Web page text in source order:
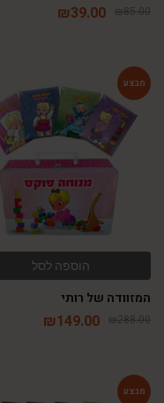
₪85.00
₪39.00
הוספה לסל
המזוודה של רותי
₪288.00
₪149.00